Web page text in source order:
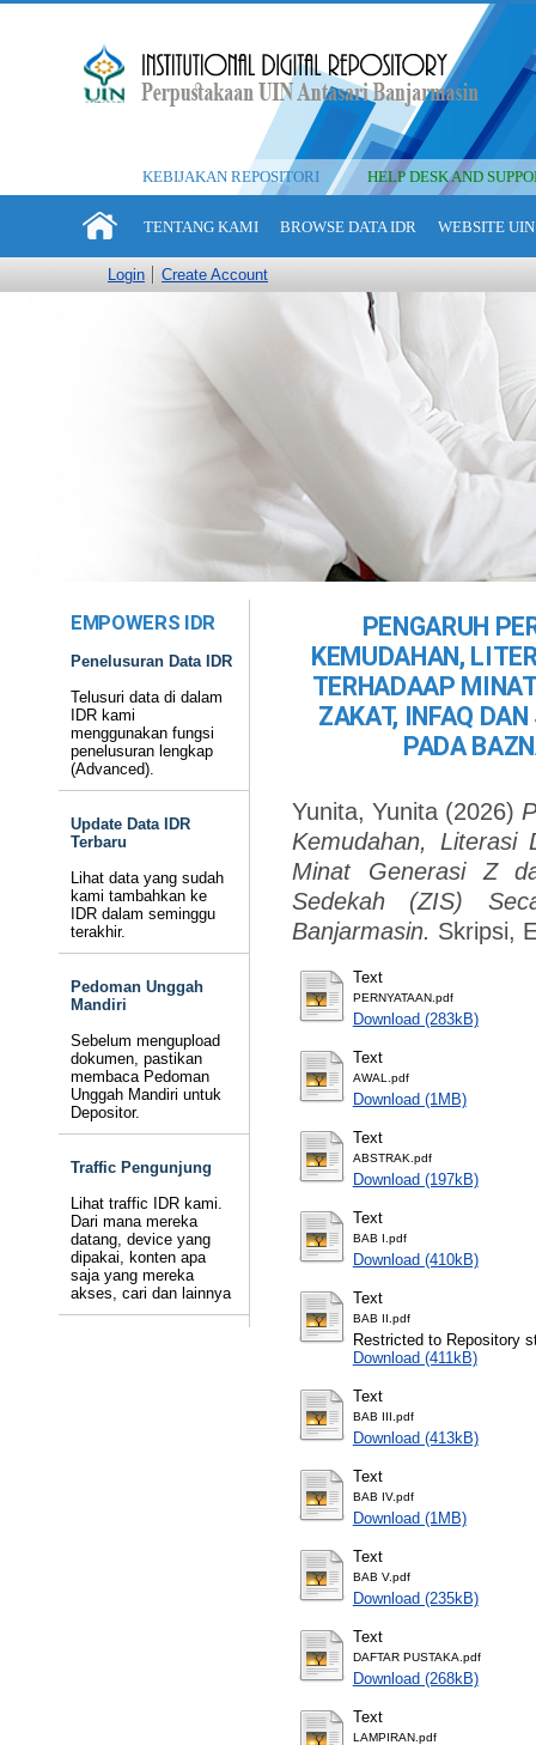
KEBIJAKAN REPOSITORI HELP DESK AND
TENTANG KAMI BROWSE DATA IDR WEBSITE
Login Create Account
EMPOWERS IDR
Penelusuran Data IDR
Telusuri data di dalam
IDR kami
menggunakan fungsi
penelusuran lengkap
(Advanced).
Update Data IDR
Terbaru
Lihat data yang sudah
kami tambahkan ke
IDR dalam seminggu
terakhir.
Pedoman Unggah
Mandiri
Sebelum mengupload
dokumen, pastikan
membaca Pedoman
Unggah Mandiri untuk
Depositor.
Traffic Pengunjung
Lihat traffic IDR kami.
Dari mana mereka
datang, device yang
dipakai, konten apa
saja yang mereka
akses, cari dan lainnya
PENGARUH
KEMUDAHAN,
TERHADAAP
ZAKAT, INFAQ
PADA
Yunita, Yunita(2026)
Kemudahan, Literasi
Minat Generasi Z
Sedekah (ZIS)
Banjarmasin. Skripsi,
Text
PERNYATAAN.pdf
Download (283kB)
Text
AWAL.pdf
Download (1MB)
Text
ABSTRAK.pdf
Download (197kB)
Text
BAB I.pdf
Download (410kB)
Text
BAB II.pdf
Restricted to Repository
Download (411kB)
Text
BAB III.pdf
Download (413kB)
Text
BAB IV.pdf
Download (1MB)
Text
BAB V.pdf
Download (235kB)
Text
DAFTAR PUSTAKA.pdf
Download (268kB)
Text
LAMPIRAN.pdf